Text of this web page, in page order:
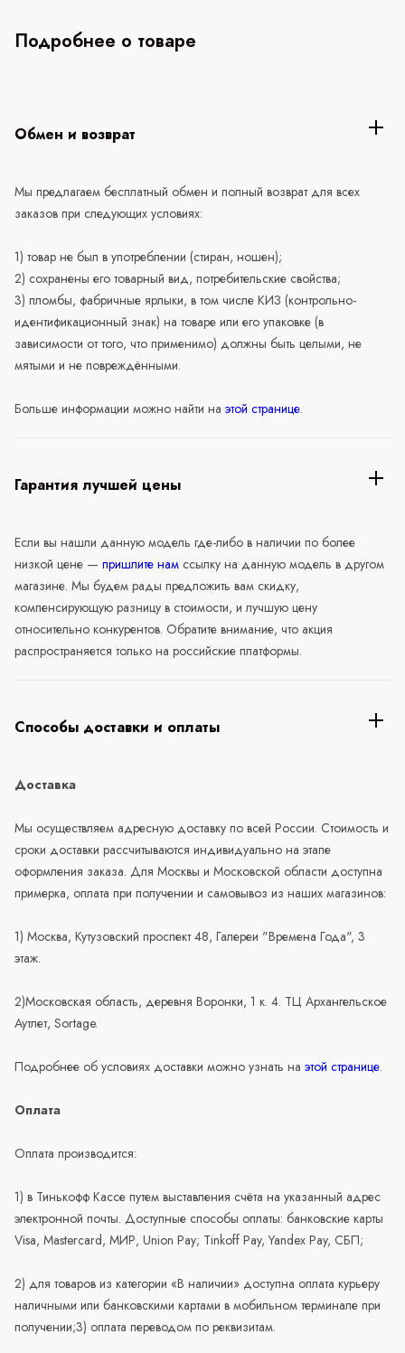
Подробнее о товаре
Обмен и возврат
Мы предлагаем бесплатный обмен и полный возврат для всех
заказов при следующих условиях:
1) товар не был в употреблении (стиран, ношен);
2) сохранены его товарный вид, потребительские свойства;
3) пломбы, фабричные ярлыки, в том числе КИЗ (контрольно-
идентификационный знак) на товаре или его упаковке (в
зависимости от того, что применимо) должны быть целыми, не
мятыми и не повреждёнными.
Больше информации можно найти на этой странице.
Гарантия лучшей цены
Если вы нашли данную модель где-либо в наличии по более
низкой цене — пришлите нам ссылку на данную модель в другом
магазине. Мы будем рады предложить вам скидку,
компенсирующую разницу в стоимости, и лучшую цену
относительно конкурентов. Обратите внимание, что акция
распространяется только на российские платформы.
Способы доставки и оплаты
Доставка
Мы осуществляем адресную доставку по всей России. Стоимость и
сроки доставки рассчитываются индивидуально на этапе
оформления заказа. Для Москвы и Московской области доступна
примерка, оплата при получении и самовывоз из наших магазинов:
1) Москва, Кутузовский проспект 48, Галереи "Времена Года", 3
этаж.
2)Московская область, деревня Воронки, 1 к. 4. ТЦ Архангельское
Аутлет, Sortage.
Подробнее об условиях доставки можно узнать на этой странице.
Оплата
Оплата производится:
1) в Тинькофф Кассе путем выставления счёта на указанный адрес
электронной почты. Доступные способы оплаты: банковские карты
Visa, Mastercard, МИР, Union Pay; Tinkoff Pay, Yandex Pay, СБП;
2) для товаров из категории «В наличии» доступна оплата курьеру
наличными или банковскими картами в мобильном терминале при
получении;3) оплата переводом по реквизитам.